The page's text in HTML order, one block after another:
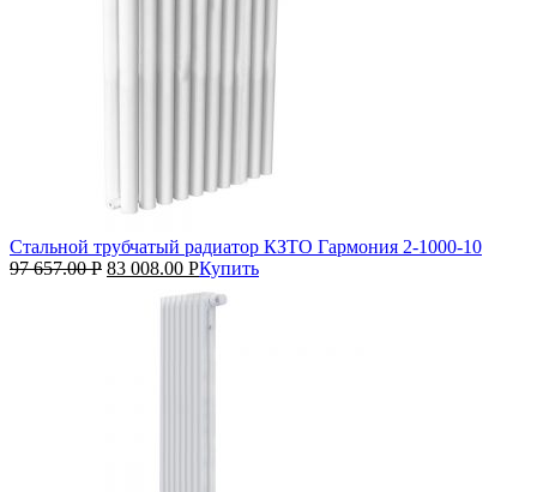
Стальной трубчатый радиатор КЗТО Гармония 2‑1000‑10
97 657.00Р 83 008.00 РКупить